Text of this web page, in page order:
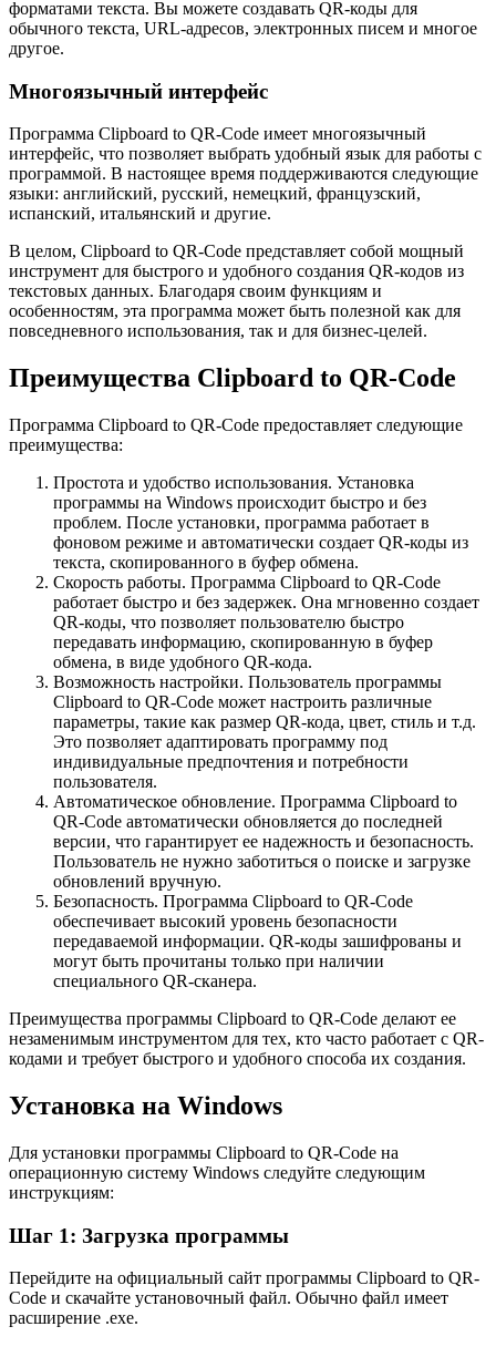
форматами текста. Вы можете создавать QR-коды для
обычного текста, URL-адресов, электронных писем и многое
другое.
Многоязычный интерфейс
Программа Clipboard to QR-Code имеет многоязычный
интерфейс, что позволяет выбрать удобный язык для работы с
программой. В настоящее время поддерживаются следующие
языки: английский, русский, немецкий, французский,
испанский, итальянский и другие.
В целом, Clipboard to QR-Code представляет собой мощный
инструмент для быстрого и удобного создания QR-кодов из
текстовых данных. Благодаря своим функциям и
особенностям, эта программа может быть полезной как для
повседневного использования, так и для бизнес-целей.
Преимущества Clipboard to QR-Code
Программа Clipboard to QR-Code предоставляет следующие
преимущества:
Простота и удобство использования. Установка
программы на Windows происходит быстро и без
проблем. После установки, программа работает в
фоновом режиме и автоматически создает QR-коды из
текста, скопированного в буфер обмена.
Скорость работы. Программа Clipboard to QR-Code
работает быстро и без задержек. Она мгновенно создает
QR-коды, что позволяет пользователю быстро
передавать информацию, скопированную в буфер
обмена, в виде удобного QR-кода.
Возможность настройки. Пользователь программы
Clipboard to QR-Code может настроить различные
параметры, такие как размер QR-кода, цвет, стиль и т.д.
Это позволяет адаптировать программу под
индивидуальные предпочтения и потребности
пользователя.
Автоматическое обновление. Программа Clipboard to
QR-Code автоматически обновляется до последней
версии, что гарантирует ее надежность и безопасность.
Пользователь не нужно заботиться о поиске и загрузке
обновлений вручную.
Безопасность. Программа Clipboard to QR-Code
обеспечивает высокий уровень безопасности
передаваемой информации. QR-коды зашифрованы и
могут быть прочитаны только при наличии
специального QR-сканера.
Преимущества программы Clipboard to QR-Code делают ее
незаменимым инструментом для тех, кто часто работает с QR-
кодами и требует быстрого и удобного способа их создания.
Установка на Windows
Для установки программы Clipboard to QR-Code на
операционную систему Windows следуйте следующим
инструкциям:
Шаг 1: Загрузка программы
Перейдите на официальный сайт программы Clipboard to QR-
Code и скачайте установочный файл. Обычно файл имеет
расширение .exe.